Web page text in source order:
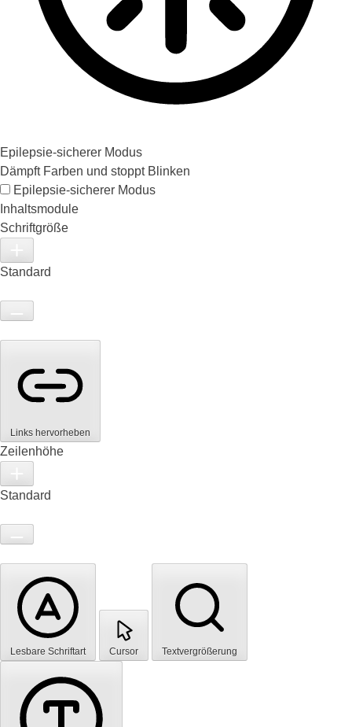
Epilepsie-sicherer Modus
Dämpft Farben und stoppt Blinken
Epilepsie-sicherer Modus
Inhaltsmodule
Schriftgröße
Standard
Links hervorheben
Zeilenhöhe
Standard
Lesbare Schriftart Cursor Textvergrößerung